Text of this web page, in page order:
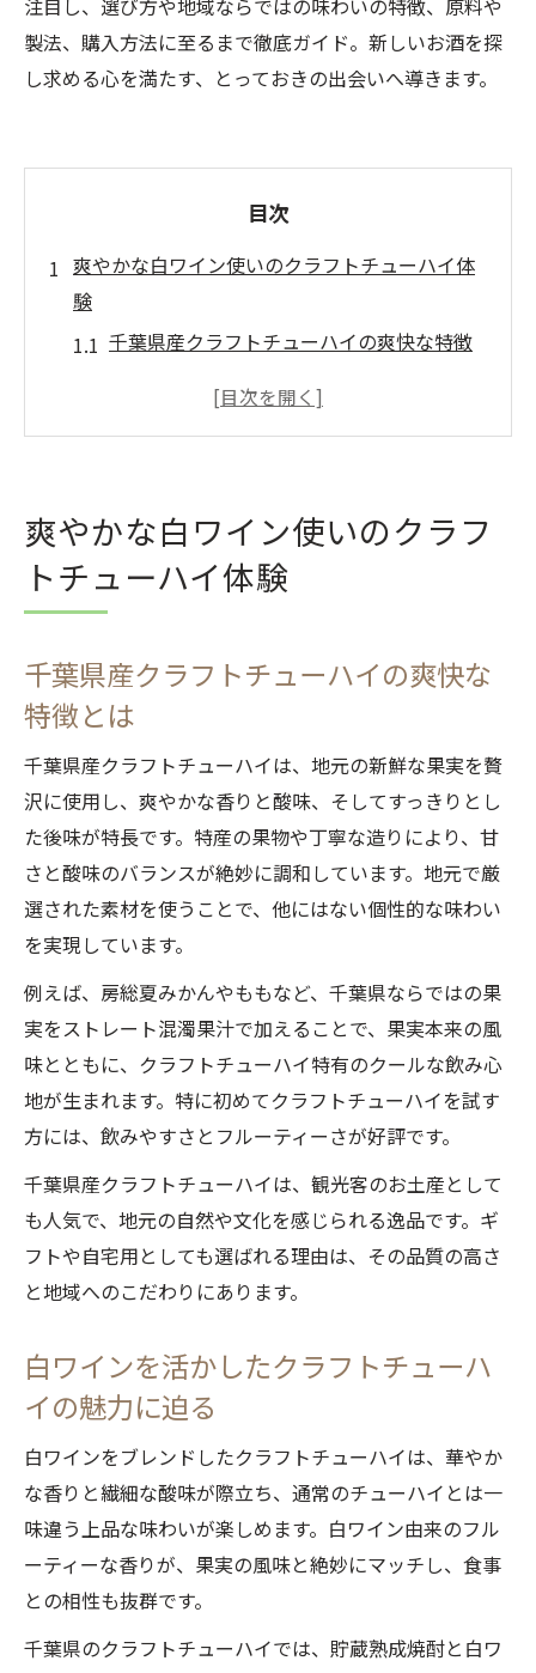
注目し、選び方や地域ならではの味わいの特徴、原料や
製法、購入方法に至るまで徹底ガイド。新しいお酒を探
し求める心を満たす、とっておきの出会いへ導きます。
目次
爽やかな白ワイン使いのクラフトチューハイ体
験
千葉県産クラフトチューハイの爽快な特徴
白ワインを活かしたクラフトチューハイの
を解説
千葉県発クラフトチューハイの楽しみ方と
奥深さ
千葉県発クラフトチューハイの魅力を徹底解説
千葉県ならではのクラフトチューハイの選
び方
白ワイン使用クラフトチューハイの新しい
楽しみ
千葉県産の素材が生むチューハイの深みと
個性
クラフトチューハイの魅力を引き出すポイ
ント解説
ご当地チューハイで感じる千葉県の風土と
味わい
ご当地素材が光る千葉クラフトチューハイの楽
しみ方
ご当地素材で作るクラフトチューハイの楽
しみ方
千葉県産クラフトチューハイと白ワインの
旬の果実が活きるクラフトチューハイの味
わい方
地元の食材と相性抜群のクラフトチューハ
イ提案
千葉県限定クラフトチューハイの新定番を
探る
白ワイン好き必見！クラフトチューハイの新提
案
爽やかな白ワイン使いのクラフ
トチューハイ体験
千葉県産クラフトチューハイの爽快な
特徴とは
千葉県産クラフトチューハイは、地元の新鮮な果実を贅
沢に使用し、爽やかな香りと酸味、そしてすっきりとし
た後味が特長です。特産の果物や丁寧な造りにより、甘
さと酸味のバランスが絶妙に調和しています。地元で厳
選された素材を使うことで、他にはない個性的な味わい
を実現しています。
例えば、房総夏みかんやももなど、千葉県ならではの果
実をストレート混濁果汁で加えることで、果実本来の風
味とともに、クラフトチューハイ特有のクールな飲み心
地が生まれます。特に初めてクラフトチューハイを試す
方には、飲みやすさとフルーティーさが好評です。
千葉県産クラフトチューハイは、観光客のお土産として
も人気で、地元の自然や文化を感じられる逸品です。ギ
フトや自宅用としても選ばれる理由は、その品質の高さ
と地域へのこだわりにあります。
白ワインを活かしたクラフトチューハ
イの魅力に迫る
白ワインをブレンドしたクラフトチューハイは、華やか
な香りと繊細な酸味が際立ち、通常のチューハイとは一
味違う上品な味わいが楽しめます。白ワイン由来のフル
ーティーな香りが、果実の風味と絶妙にマッチし、食事
との相性も抜群です。
千葉県のクラフトチューハイでは、貯蔵熟成焼酎と白ワ